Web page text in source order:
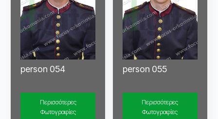
person 054
Περισσότερες
Φωτογραφίες
person 055
Περισσότερες
Φωτογραφίες